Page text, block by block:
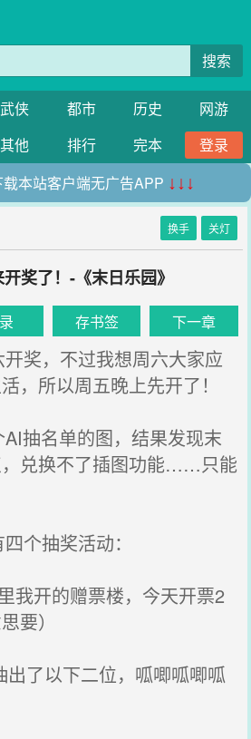
搜索
武侠 都市 历史
网游
其他 排行 完本
登录
本站客户端无广告APP ↓↓↓
换手 关灯
奖了！-《末日乐园》
存书签 下一章
，不过我想周六大家应
，所以周五晚上先开了！
名单的图，结果发现末
，兑换不了插图功能……只能
抽奖活动：
的赠票楼，今天开票2
要）
以下二位，呱唧呱唧呱